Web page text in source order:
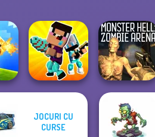
Noob vs Pro
Challenge
Monster Hell:
Zombie Arena
JOCURI CU
CURSE